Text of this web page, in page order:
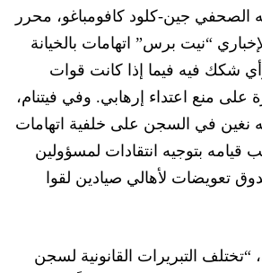
الصحفي جين-كلود كافومباغو، محرر
“نيت برس” اتهامات بالخيانة
شكك فيه فيما إذا كانت قوات
على منع اعتداء إرهابي. وفي فيتنام،
نغين في السجن على خلفية اتهامات
قيامه بتوجيه انتقادات لمسؤولين
تعويضات لأهالي صيادين لقوا
“تختلف التبريرات القانونية لسجن